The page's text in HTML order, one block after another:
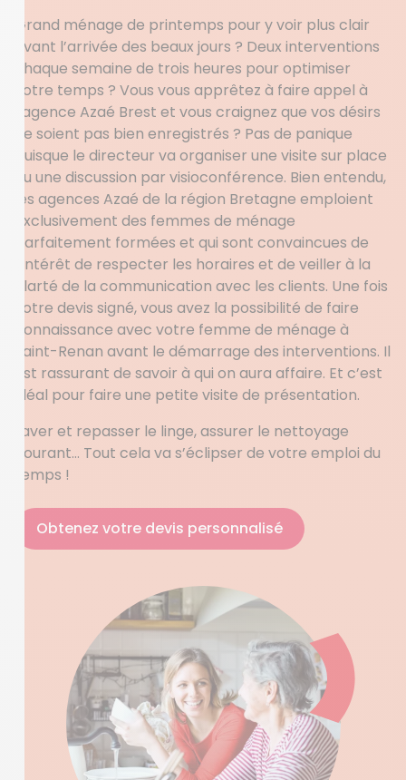
Grand ménage de printemps pour y voir plus clair
avant l’arrivée des beaux jours ? Deux interventions
chaque semaine de trois heures pour optimiser
votre temps ? Vous vous apprêtez à faire appel à
l’agence Azaé Brest et vous craignez que vos désirs
ne soient pas bien enregistrés ? Pas de panique
puisque le directeur va organiser une visite sur place
ou une discussion par visioconférence. Bien entendu,
les agences Azaé de la région Bretagne emploient
exclusivement des femmes de ménage
parfaitement formées et qui sont convaincues de
l’intérêt de respecter les horaires et de veiller à la
clarté de la communication avec les clients. Une fois
votre devis signé, vous avez la possibilité de faire
connaissance avec votre femme de ménage à
Saint-Renan avant le démarrage des interventions. Il
est rassurant de savoir à qui on aura affaire. Et c’est
idéal pour faire une petite visite de présentation.
Laver et repasser le linge, assurer le nettoyage
courant… Tout cela va s’éclipser de votre emploi du
temps !
Obtenez votre devis personnalisé